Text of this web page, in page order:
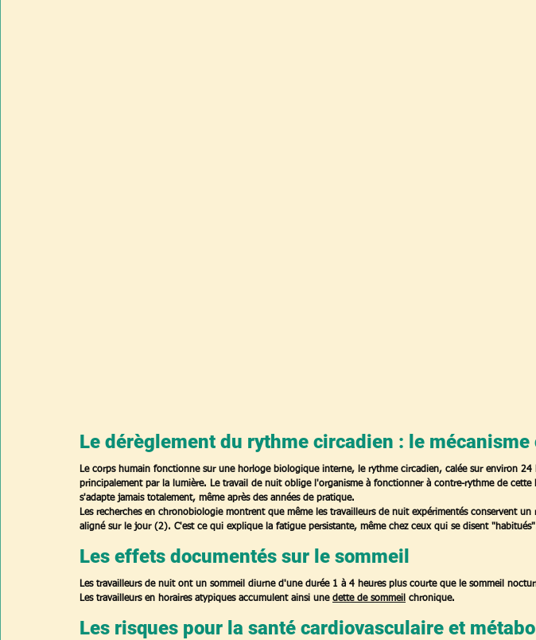
Le dérèglement du rythme circadien : le mécanisme
Le corps humain fonctionne sur une horloge biologique interne, le rythme circadien, calée sur environ 24
principalement par la lumière. Le travail de nuit oblige l'organisme à fonctionner à contre-rythme de
s'adapte jamais totalement, même après des années de pratique.
Les recherches en chronobiologie montrent que même les travailleurs de nuit expérimentés conservent
aligné sur le jour (2). C'est ce qui explique la fatigue persistante, même chez ceux qui se disent
Les effets documentés sur le sommeil
Les travailleurs de nuit ont un sommeil diurne d'une durée 1 à 4 heures plus courte que le sommeil
Les travailleurs en horaires atypiques accumulent ainsi une dette de sommeil chronique.
Les risques pour la santé cardiovasculaire et